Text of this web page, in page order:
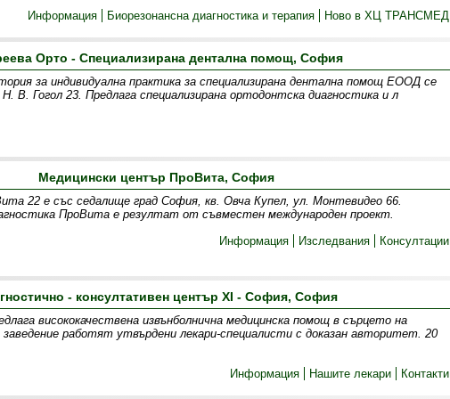
Информация Биорезонансна диагностика и терапия Ново в ХЦ ТРАНСМЕД
Орто - Специализирана дентална помощ, София
за индивидуална практика за специализирана дентална помощ ЕООД се
В. Гогол 23. Предлага специализирана ортодонтска диагностика и л
Медицински център ПроВита, София
22 е със седалище град София, кв. Овча Купел, ул. Монтевидео 66.
ПроВита e резултат от съвместен международен проект.
Информация
Изследвания Консултации
- консултативен център XI - София, София
висококачествена извънболнична медицинска помощ в сърцето на
работят утвърдени лекари-специалисти с доказан авторитет. 20
Информация
Нашите лекари Контакти